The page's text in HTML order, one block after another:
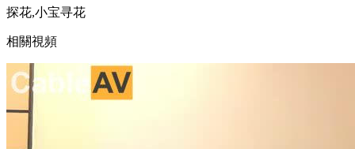
探花,小宝寻花
相關視頻